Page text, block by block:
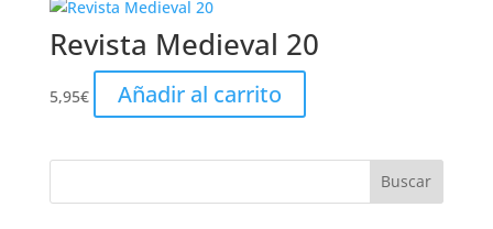
Revista Medieval 20
5,95€ Añadir al carrito